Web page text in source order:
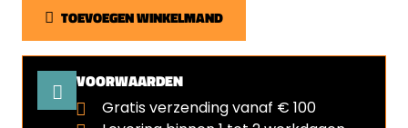
TOEVOEGEN WINKELMAND
VOORWAARDEN
Gratis verzending vanaf € 100